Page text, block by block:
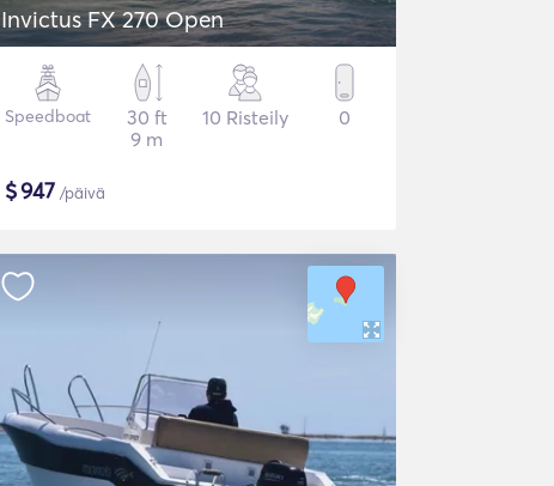
Invictus FX 270 Open
Speedboat
30 ft
9 m
10 Risteily 0
$947 /päivä